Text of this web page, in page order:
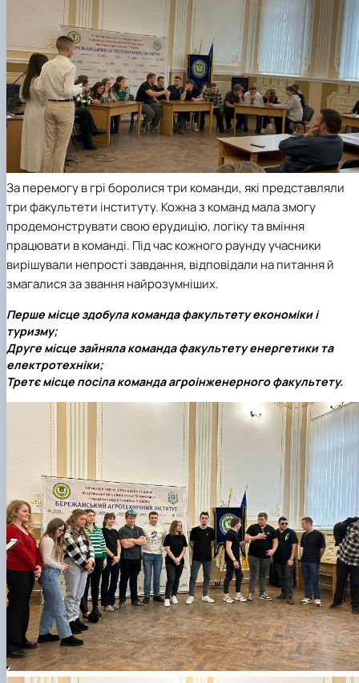
За перемогу в грі боролися три команди, які представляли
три факультети інституту. Кожна з команд мала змогу
продемонструвати свою ерудицію, логіку та вміння
працювати в команді. Під час кожного раунду учасники
вирішували непрості завдання, відповідали на питання й
змагалися за звання найрозумніших.
Перше місцездобула команда факультету економіки і
туризму;
Друге місцезайняла команда факультету енергетики та
електротехніки;
Третє місце посіла команда агроінженерного факультету.